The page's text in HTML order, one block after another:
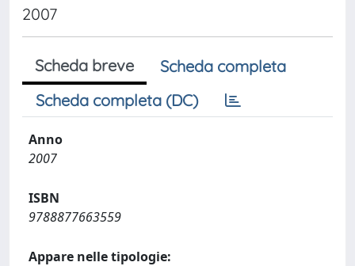
2007
Scheda breve
Scheda completa
Scheda completa (DC)
Anno
2007
ISBN
9788877663559
Appare nelle tipologie: